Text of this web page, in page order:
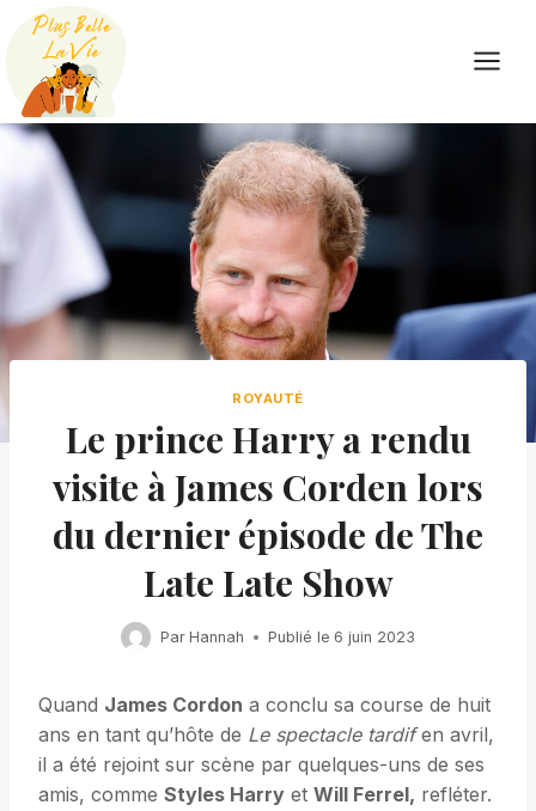
Skip
content
ROYAUTÉ
Le prince Harry a rendu
visite à James Corden lors
du dernier épisode de The
Late Late Show
Par Hannah Publié le 6 juin 2023
Quand James Cordon a conclu sa course de huit
ans en tant qu’hôte de Le spectacle tardifen avril,
il a été rejoint sur scène par quelques-uns de ses
amis, comme Styles Harry et Will Ferrel, refléter.